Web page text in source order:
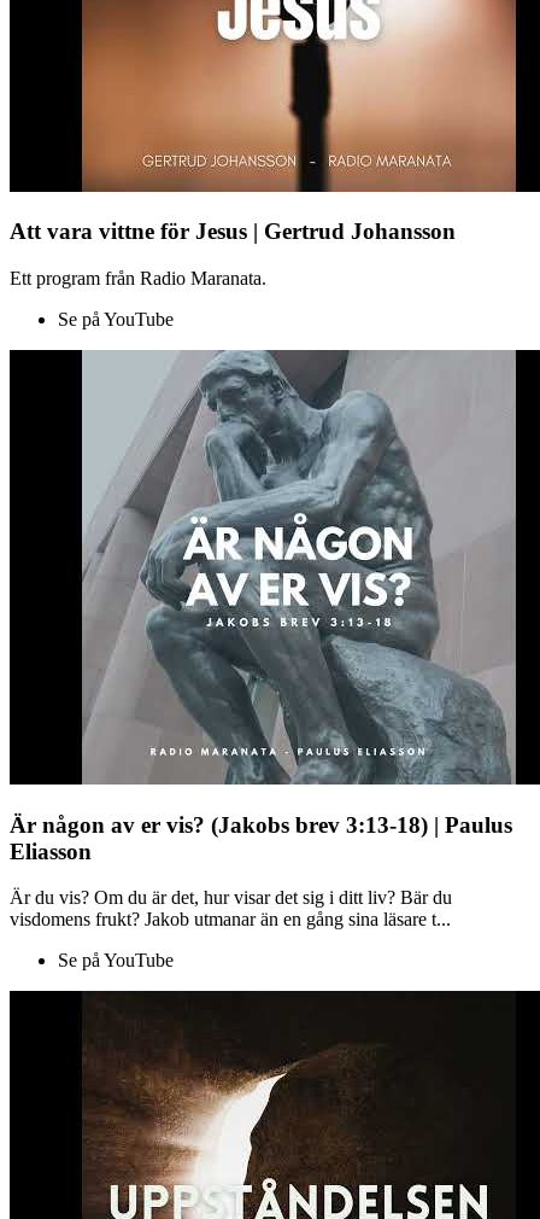
Att vara vittne för Jesus | Gertrud Johansson
Ett program från Radio Maranata.
Se på YouTube
Är någon av er vis? (Jakobs brev 3:13-18) | Paulus
Eliasson
Är du vis? Om du är det, hur visar det sig i ditt liv? Bär du
visdomens frukt? Jakob utmanar än en gång sina läsare t...
Se på YouTube